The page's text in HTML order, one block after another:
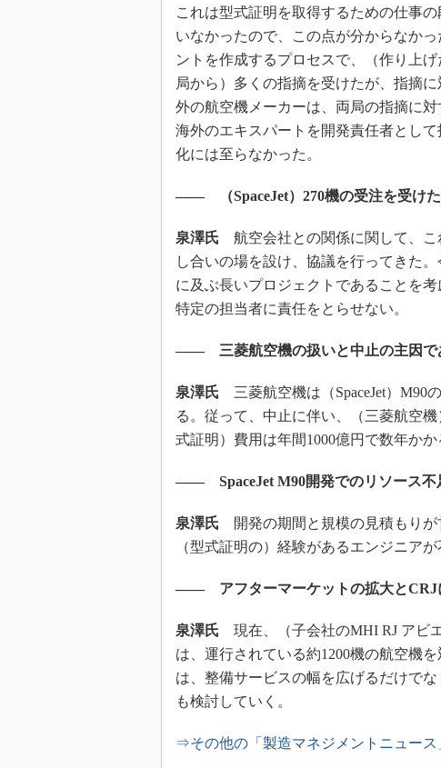
これは型式証明を取得するための仕事
いなかったので、この点が分からなか
ントを作成するプロセスで、（作り上
局から）多くの指摘を受けたが、指摘
外の航空機メーカーは、両局の指摘に
海外のエキスパートを開発責任者とし
化には至らなかった。
―― （SpaceJet）270機の受注を受け
泉澤氏 航空会社との関係に関して、こ
し合いの場を設け、協議を行ってきた
に及ぶ長いプロジェクトであることを
特定の担当者に責任をとらせない。
―― 三菱航空機の扱いと中止の主因で
泉澤氏 三菱航空機は（SpaceJet）M90
る。従って、中止に伴い、（三菱航空
式証明）費用は年間1000億円で数年かか
―― SpaceJet M90開発でのリソース不
泉澤氏 開発の期間と規模の見積もりが
（型式証明の）経験があるエンジニアが
―― アフターマーケットの拡大とCRJ
泉澤氏 現在、（子会社のMHI RJ アビ
は、運行されている約1200機の航空機
は、整備サービスの幅を広げるだけで
も検討していく。
⇒その他の「製造マネジメントニュース